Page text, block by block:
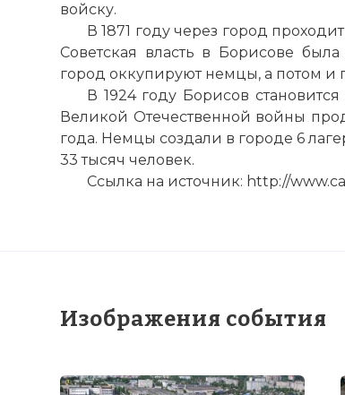
войску.
В 1871 году через город
Советская власть в Борисове
город оккупируют немцы, а потом и
В 1924 году Борисов
Великой Отечественной войны
года. Немцы создали в городе 6
33 тысяч человек.
Ссылка на источник: http://
Изображения события